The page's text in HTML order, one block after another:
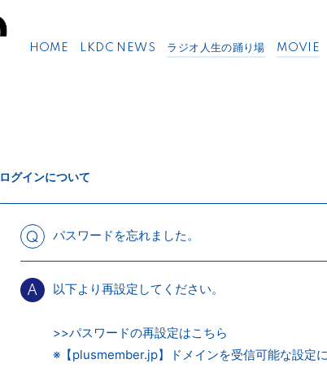
HOME LKDC NEWS ラジオ人生の踊り場 MOVIE
ログインについて
Q パスワードを忘れました。
A 以下より再設定してください。
>>パスワードの再設定はこちら
※【plusmember.jp】ドメインを受信可能な設定に